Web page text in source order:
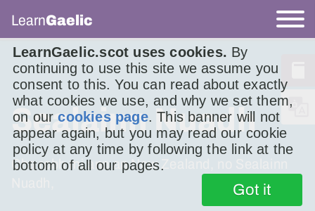
LearnGaelic.scot uses cookies. By
continuing to use this site we assume you
consent to this. You can read about exactly
what cookies we use, and why we set them,
on ourcookies page. This banner will not
appear again, but you may read our cookie
policy at any time by following the link at the
bottom of all our pages.
Got it
LearnGaelic
Sealainn Nuadh
Cha robh mi ann an New Zealand, no Sealainn